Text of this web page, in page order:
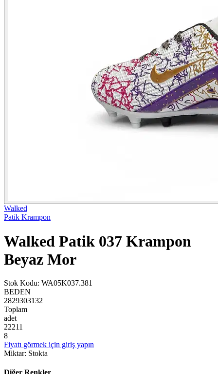
Walked
Patik Krampon
Walked Patik 037 Krampon
Beyaz Mor
Stok Kodu: WA05K037.381
BEDEN
2829303132
Toplam
adet
22211
8
Fiyatı görmek için giriş yapın
Miktar: Stokta